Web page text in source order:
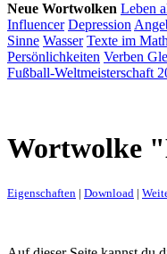
Neue Wortwolken Leben
Influencer Depression
Sinne Wasser Texte im
Persönlichkeiten Verben
Fußball-Weltmeisterschaft
Wortwolke
Eigenschaften | Download |